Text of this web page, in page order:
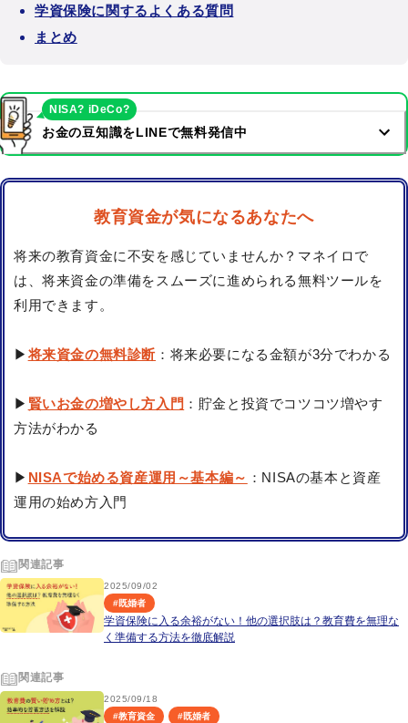
学資保険に関するよくある質問
まとめ
お金の豆知識をLINEで無料発信中
NISA? iDeCo?
教育資金が気になるあなたへ
将来の教育資金に不安を感じていませんか？マネイロで
は、将来資金の準備をスムーズに進められる無料ツールを
利用できます。
▶将来資金の無料診断 ：将来必要になる金額が3分でわかる
▶ 賢いお金の増やし方入門 ：貯金と投資でコツコツ増やす
方法がわかる
▶ NISAで始める資産運用～基本編～ ：NISAの基本と資産
運用の始め方入門
関連記事
2025/09/02
#既婚者
学資保険に入る余裕がない！他の選択肢は？教育費を無理な
く準備する方法を徹底解説
関連記事
2025/09/18
#教育資金 #既婚者